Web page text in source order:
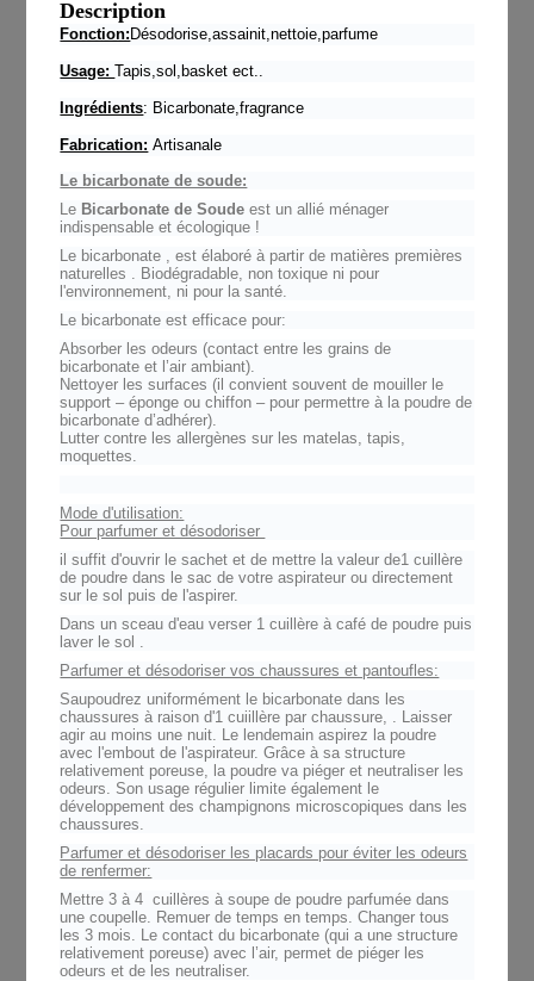
Description
Fonction: Désodorise,assainit,nettoie,parfume
Usage:Tapis,sol,basket ect..
Ingrédients: Bicarbonate,fragrance
Fabrication: Artisanale
Le bicarbonate de soude:
Le Bicarbonate de Soude est un allié ménager
indispensable et écologique !
Le bicarbonate , est élaboré à partir de matières premières
naturelles . Biodégradable, non toxique ni pour
l'environnement, ni pour la santé.
Le bicarbonate est efficace pour:
Absorber les odeurs (contact entre les grains de
bicarbonate et l’air ambiant).
Nettoyer les surfaces (il convient souvent de mouiller le
support – éponge ou chiffon – pour permettre à la poudre de
bicarbonate d’adhérer).
Lutter contre les allergènes sur les matelas, tapis,
moquettes.
Mode d'utilisation:
Pour parfumer et désodoriser
il suffit d'ouvrir le sachet et de mettre la valeur de1 cuillère
de poudre dans le sac de votre aspirateur ou directement
sur le sol puis de l'aspirer.
Dans un sceau d'eau verser 1 cuillère à café de poudre puis
laver le sol .
Parfumer et désodoriser vos chaussures et pantoufles:
Saupoudrez uniformément le bicarbonate dans les
chaussures à raison d'1 cuiillère par chaussure, . Laisser
agir au moins une nuit. Le lendemain aspirez la poudre
avec l'embout de l'aspirateur. Grâce à sa structure
relativement poreuse, la poudre va piéger et neutraliser les
odeurs. Son usage régulier limite également le
développement des champignons microscopiques dans les
chaussures.
Parfumer et désodoriser les placards pour éviter les odeurs
de renfermer:
Mettre 3 à 4 cuillères à soupe de poudre parfumée dans
une coupelle. Remuer de temps en temps. Changer tous
les 3 mois. Le contact du bicarbonate (qui a une structure
relativement poreuse) avec l’air, permet de piéger les
odeurs et de les neutraliser.